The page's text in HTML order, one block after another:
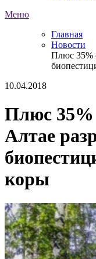
Меню
Главная
Новости
Плюс 35%
10.04.2018
Плюс 35%
Алтае
коры